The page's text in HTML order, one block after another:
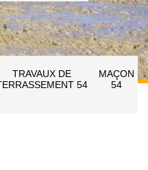
TRAVAUX DE
54
MAÇON
54